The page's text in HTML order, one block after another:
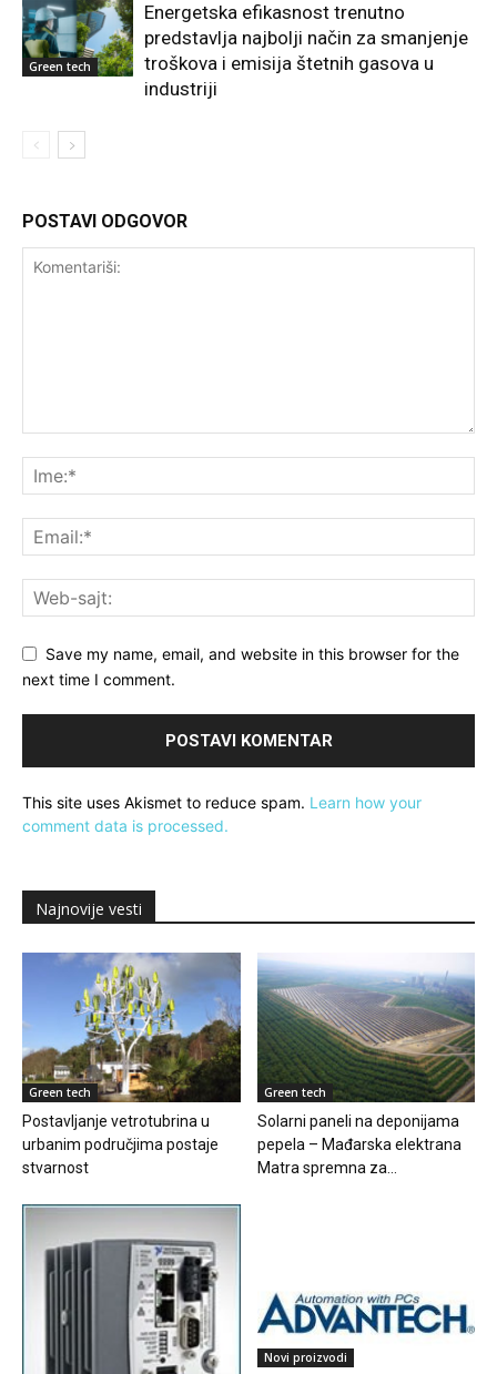
Green tech
Energetska efikasnost trenutno
predstavlja najbolji način za smanjenje
troškova i emisija štetnih gasova u
industriji
POSTAVI ODGOVOR
Save my name, email, and website in this browser for the
next time I comment.
This site uses Akismet to reduce spam. Learn how your
comment data is processed.
Najnovije vesti
Green tech
Postavljanje vetrotubrina u
urbanim područjima postaje
stvarnost
Green tech
Solarni paneli na deponijama
pepela – Mađarska elektrana
Matra spremna za...
Novi proizvodi